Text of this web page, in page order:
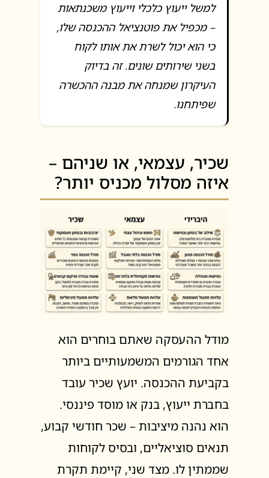
למשל ייעוץ כלכלי וייעוץ משכנתאות
– מכפיל את פוטנציאל ההכנסה שלו,
כי הוא יכול לשרת את אותו לקוח
בשני שירותים שונים. זה בדיוק
העיקרון שמנחה את מבנה ההכשרה
שפיתחנו.
שכיר, עצמאי, או שניהם –
איזה מסלול מכניס יותר?
מודל ההעסקה שאתם בוחרים הוא
אחד הגורמים המשמעותיים ביותר
בקביעת ההכנסה. יועץ שכיר עובד
בחברת ייעוץ, בנק או מוסד פיננסי.
הוא נהנה מיציבות – שכר חודשי קבוע,
תנאים סוציאליים, ובסיס לקוחות
שממתין לו. מצד שני, קיימת תקרת